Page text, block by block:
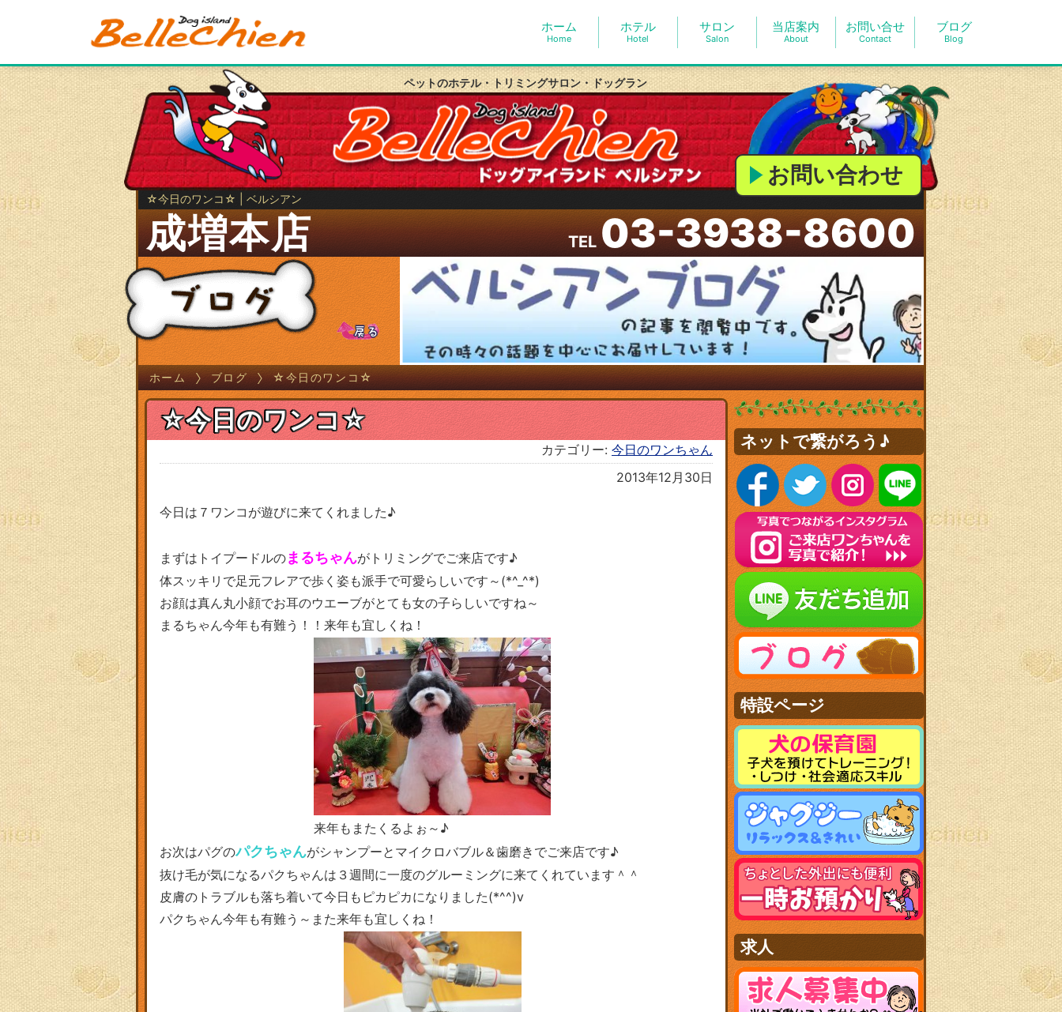
ホーム
Home
ホテル
Hotel
サロン
Salon
当店案内
About
お問い合せ
Contact
ブログ
Blog
ペットのホテル・トリミングサロン・ドッグラン
お問い合わせ
☆今日のワンコ☆ | ベルシアン
成増本店 TEL 03-3938-8600
ホーム ブログ ☆今日のワンコ☆
☆今日のワンコ☆
カテゴリー: 今日のワンちゃん
2013年12月30日
今日は７ワンコが遊びに来てくれました♪
まずはトイプードルのまるちゃんがトリミングでご来店です♪
体スッキリで足元フレアで歩く姿も派手で可愛らしいです～(*^_^*)
お顔は真ん丸小顔でお耳のウエーブがとても女の子らしいですね～
まるちゃん今年も有難う！！来年も宜しくね！
来年もまたくるよぉ～♪
お次はパグのパクちゃんがシャンプーとマイクロバブル＆歯磨きでご来店です♪
抜け毛が気になるパクちゃんは３週間に一度のグルーミングに来てくれています＾＾
皮膚のトラブルも落ち着いて今日もピカピカになりました(*^^)v
パクちゃん今年も有難う～また来年も宜しくね！
ネットで繋がろう♪
特設ページ
求人